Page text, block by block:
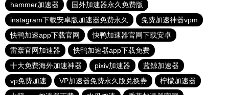
hammer加速器
国外加速器永久免费版
instagram下载安卓版加速器免费永久
免费加速神器vpm
快鸭加速app下载官网
快鸭加速器官网下载安卓
雷轰官网加速器
快鸭加速器app下载免费
十大免费海外加速神器
pixiv加速器
蓝鲸加速器
vp免费加速
VP加速器免费永久版兑换券
柠檬加速器